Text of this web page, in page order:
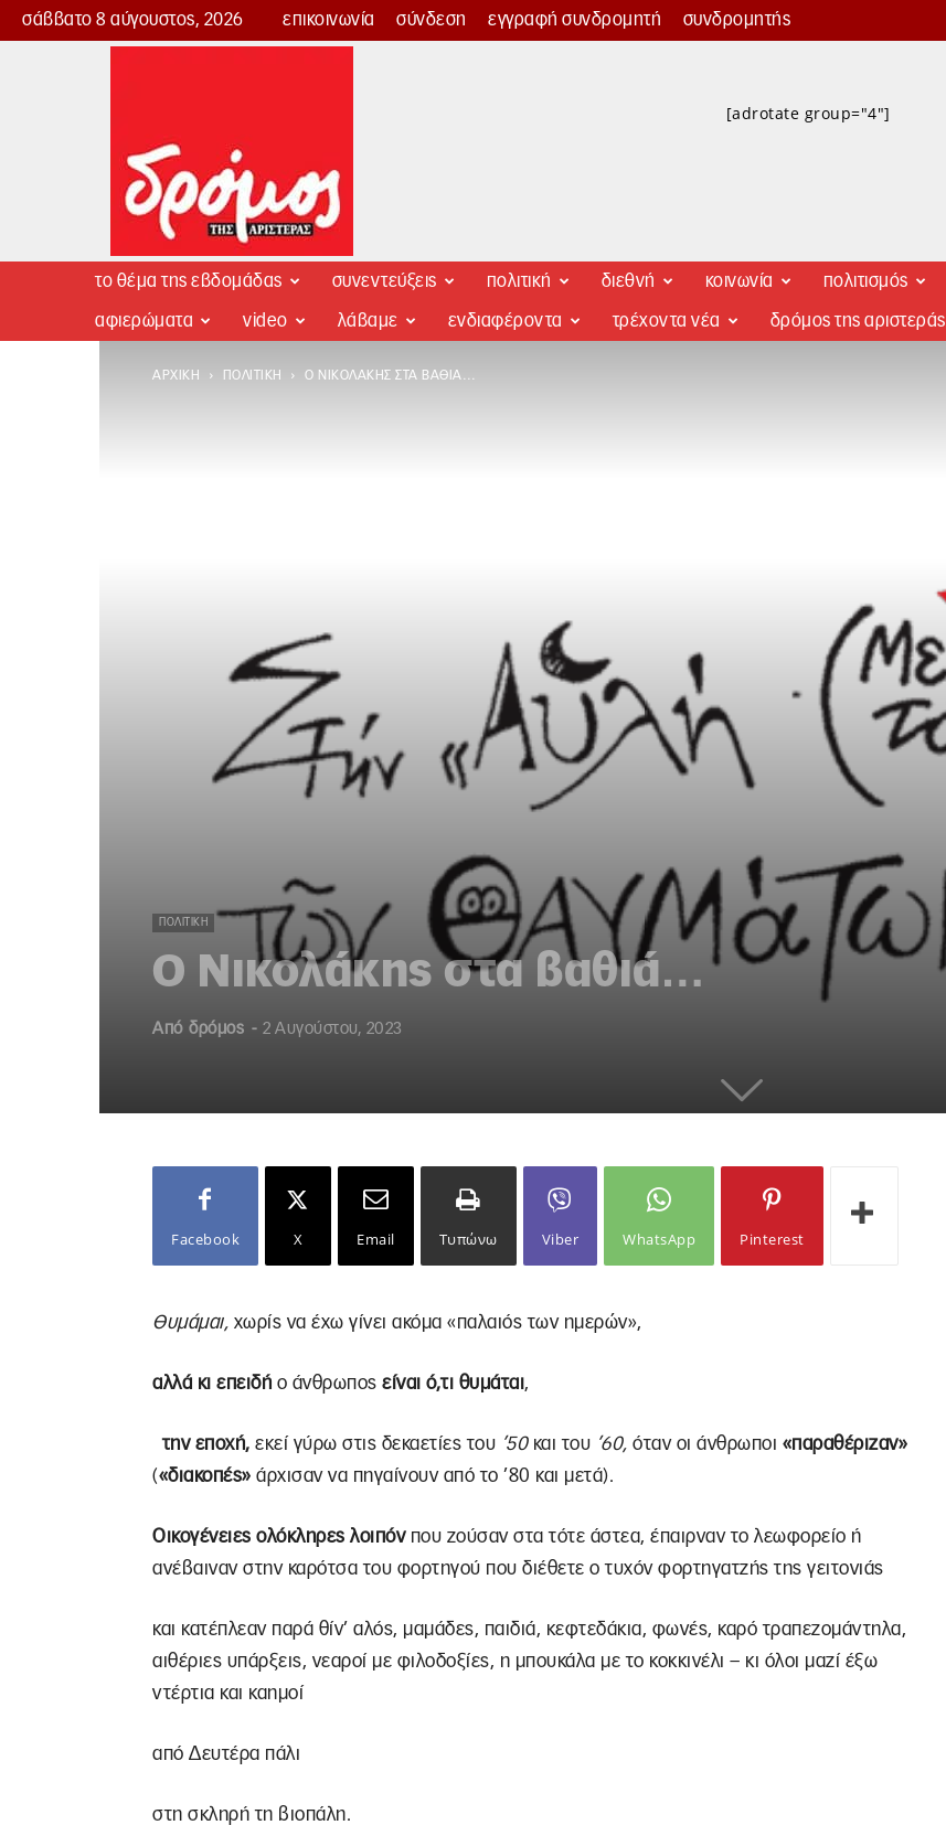
σάββατο 8 αύγουστος, 2026 επικοινωνία σύνδεση εγγραφή συνδρομητή συνδρομητής
Δρόμος
[adrotate group="4"]
το θέμα της εβδομάδας συνεντεύξεις πολιτική διεθνή κοινωνία πολιτισμός
αφιερώματα video λάβαμε ενδιαφέροντα τρέχοντα νέα δρόμος της αριστεράς
ΑΡΧΙΚΉ ΠΟΛΙΤΙΚΉ Ο ΝΙΚΟΛΆΚΗΣ ΣΤΑ ΒΑΘΙΆ…
ΠΟΛΙΤΙΚΉ
Ο Νικολάκης στα βαθιά…
Από δρόμος - 2 Αυγούστου, 2023
Facebook X Email Τυπώνω Viber WhatsApp Pinterest
Θυμάμαι, χωρίς να έχω γίνει ακόμα «παλαιός των ημερών»,
αλλά κι επειδή ο άνθρωπος είναι ό,τι θυμάται,
την εποχή, εκεί γύρω στις δεκαετίες του ’50και του ’60, όταν οι άνθρωποι «παραθέριζαν»
(«διακοπές» άρχισαν να πηγαίνουν από το ’80 και μετά).
Οικογένειες ολόκληρες λοιπόνπου ζούσαν στα τότε άστεα, έπαιρναν το λεωφορείο ή
ανέβαιναν στην καρότσα του φορτηγού που διέθετε ο τυχόν φορτηγατζής της γειτονιάς
και κατέπλεαν παρά θίν’ αλός, μαμάδες, παιδιά, κεφτεδάκια, φωνές, καρό τραπεζομάντηλα,
αιθέριες υπάρξεις, νεαροί με φιλοδοξίες, η μπουκάλα με το κοκκινέλι – κι όλοι μαζί έξω
ντέρτια και καημοί
από Δευτέρα πάλι
στη σκληρή τη βιοπάλη.